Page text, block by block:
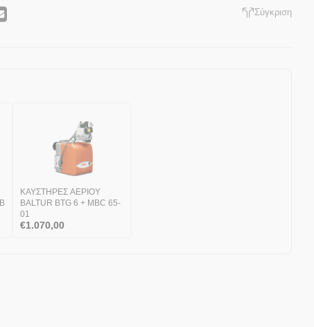
Σύγκριση
ΚΑΥΣΤΗΡΕΣ ΑΕΡΙΟΥ
BALTUR BTG 6 + MBC 65-
01
€1.070,00